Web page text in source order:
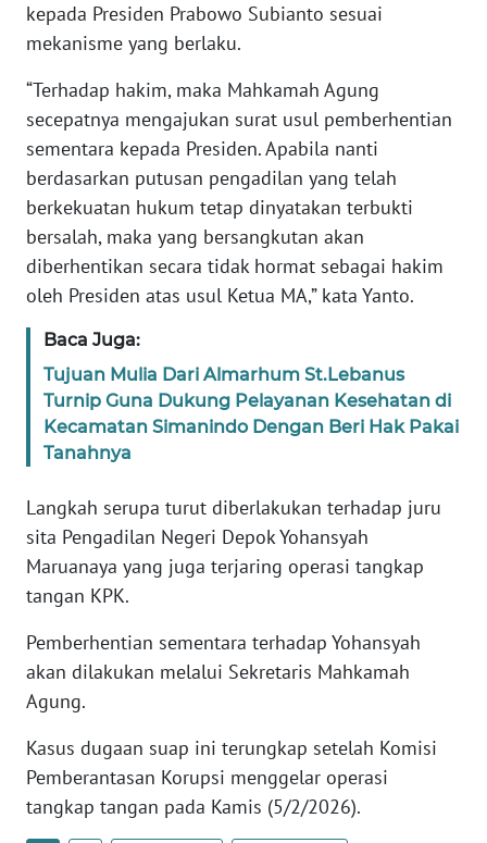
kepada Presiden Prabowo Subianto sesuai
mekanisme yang berlaku.
“Terhadap hakim, maka Mahkamah Agung
secepatnya mengajukan surat usul pemberhentian
sementara kepada Presiden. Apabila nanti
berdasarkan putusan pengadilan yang telah
berkekuatan hukum tetap dinyatakan terbukti
bersalah, maka yang bersangkutan akan
diberhentikan secara tidak hormat sebagai hakim
oleh Presiden atas usul Ketua MA,” kata Yanto.
Baca Juga:
Tujuan Mulia Dari Almarhum St.Lebanus
Turnip Guna Dukung Pelayanan Kesehatan di
Kecamatan Simanindo Dengan Beri Hak Pakai
Tanahnya
Langkah serupa turut diberlakukan terhadap juru
sita Pengadilan Negeri Depok Yohansyah
Maruanaya yang juga terjaring operasi tangkap
tangan KPK.
Pemberhentian sementara terhadap Yohansyah
akan dilakukan melalui Sekretaris Mahkamah
Agung.
Kasus dugaan suap ini terungkap setelah Komisi
Pemberantasan Korupsi menggelar operasi
tangkap tangan pada Kamis (5/2/2026).
Wahana
News
WN
SUMUT
WN
JAKARTA
WN
WN
BANTEN
WN
WN
PAPUA
WN
PAPUA
BARAT
WN
RIAU